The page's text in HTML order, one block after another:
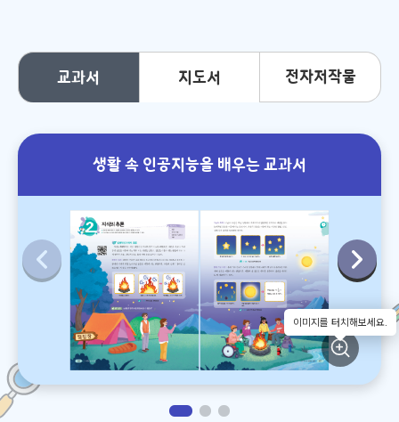
교과서 지도서 전자저작물
이미지를 터치해보세요.
생활 속 인공지능을 배우는 교과서